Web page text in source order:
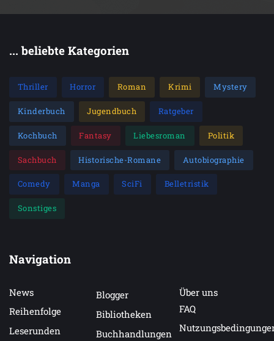
... beliebte Kategorien
Thriller Horror Roman Krimi Mystery
Kinderbuch Jugendbuch Ratgeber
Kochbuch Fantasy Liebesroman Politik
Sachbuch Historische-Romane Autobiographie
Comedy Manga SciFi Belletristik
Sonstiges
Navigation
News
Reihenfolge
Leserunden
Blogger
Bibliotheken
Buchhandlungen
Über uns
FAQ